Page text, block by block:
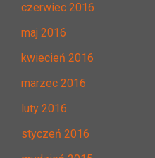
czerwiec 2016
maj 2016
kwiecień 2016
marzec 2016
luty 2016
styczeń 2016